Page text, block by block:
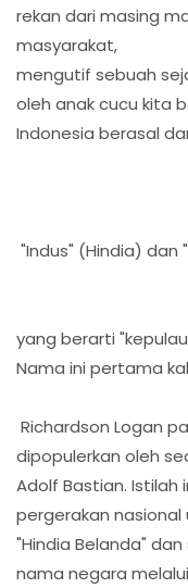
rekan dari masing
masyarakat,
mengutif sebuah
oleh anak cucu kita
Indonesia berasal
"Indus" (Hindia) dan
yang berarti
Nama ini pertama
Richardson Logan
dipopulerkan oleh
Adolf Bastian. Istilah
pergerakan
"Hindia Belanda"
nama negara